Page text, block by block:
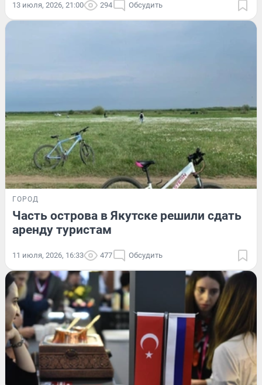
13 июля, 2026, 21:00 294 Обсудить
ГОРОД
Часть острова в Якутске решили сдать
аренду туристам
11 июля, 2026, 16:33 477 Обсудить